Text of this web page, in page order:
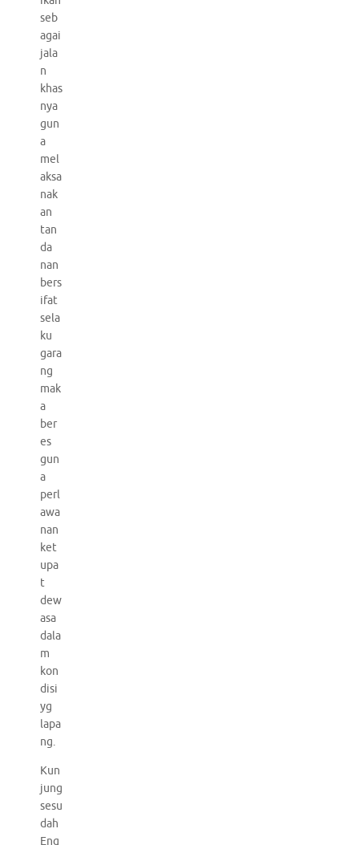
seb
agai
jala
n
khas
nya
gun
a
mel
aksa
nak
an
tan
da
nan
bers
ifat
sela
ku
gara
ng
mak
a
ber
es
gun
a
perl
awa
nan
ket
upa
t
dew
asa
dala
m
kon
disi
yg
lapa
ng.
Kun
jung
sesu
dah
Eng